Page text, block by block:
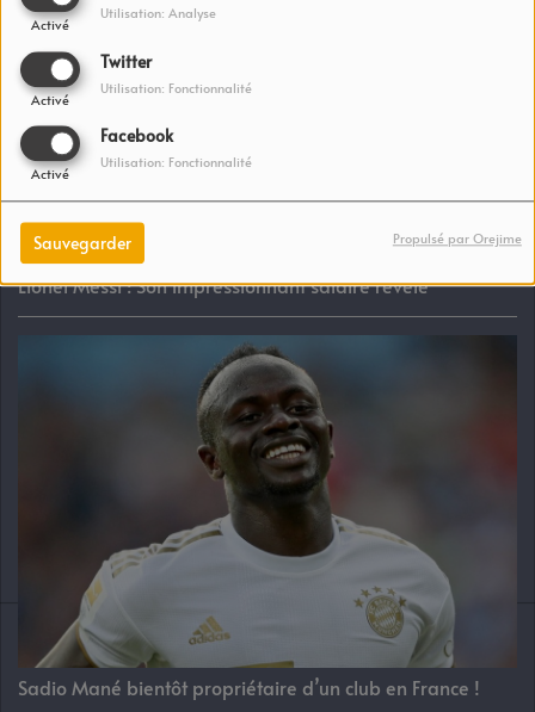
Activé
Utilisation: Analyse
Twitter
Activé
Utilisation: Fonctionnalité
Facebook
Activé
Utilisation: Fonctionnalité
Sauvegarder Propulsé par Orejime
Lionel Messi : Son impressionnant salaire révélé
Sadio Mané bientôt propriétaire d’un club en France !